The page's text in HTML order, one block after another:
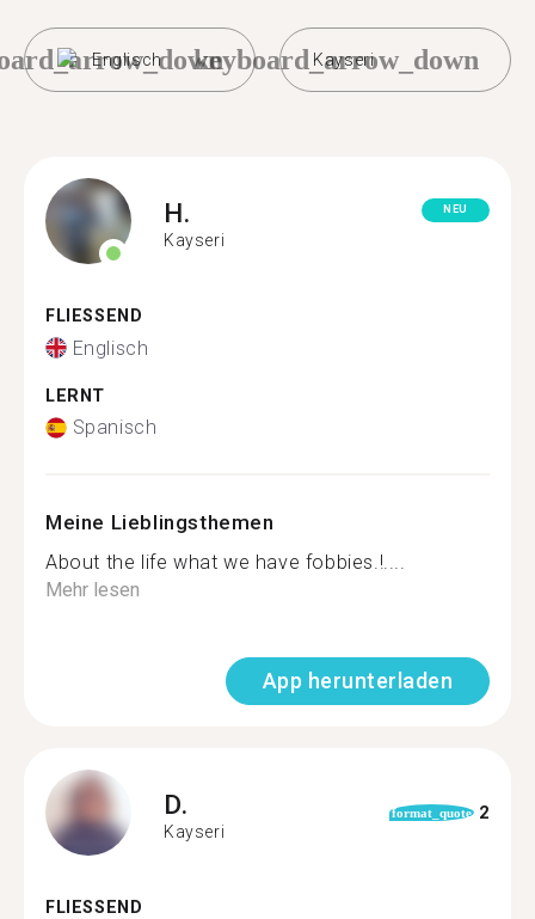
Englisch Kayseri
keyboard_arrow_down
H.
Kayseri
NEU
FLIESSEND
Englisch
LERNT
Spanisch
Meine Lieblingsthemen
About the life what we have fobbies.!....
Mehr lesen
App herunterladen
D.
Kayseri
format_quote 2
FLIESSEND